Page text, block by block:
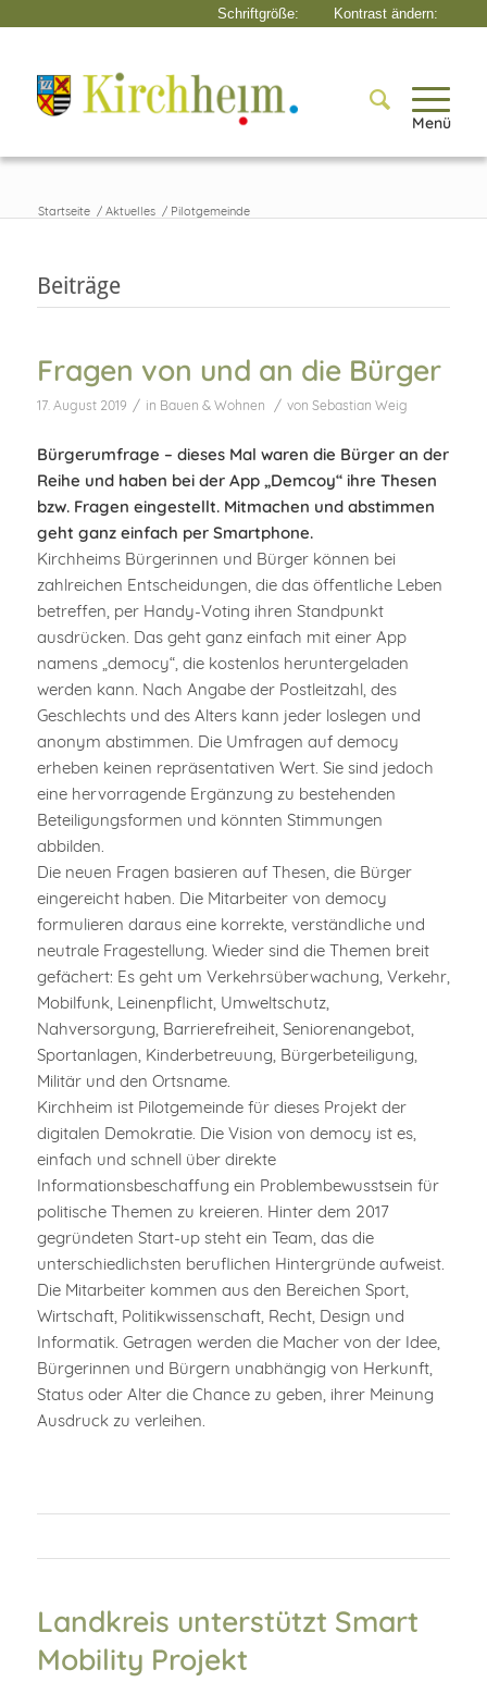
Menü
Startseite / Aktuelles / Pilotgemeinde
Beiträge
Fragen von und an die Bürger
17. August 2019 / in Bauen & Wohnen / von Sebastian Weig
Bürgerumfrage – dieses Mal waren die Bürger an der
Reihe und haben bei der App „Demcoy“ ihre Thesen
bzw. Fragen eingestellt. Mitmachen und abstimmen
geht ganz einfach per Smartphone.
Kirchheims Bürgerinnen und Bürger können bei
zahlreichen Entscheidungen, die das öffentliche Leben
betreffen, per Handy-Voting ihren Standpunkt
ausdrücken. Das geht ganz einfach mit einer App
namens „democy“, die kostenlos heruntergeladen
werden kann. Nach Angabe der Postleitzahl, des
Geschlechts und des Alters kann jeder loslegen und
anonym abstimmen. Die Umfragen auf democy
erheben keinen repräsentativen Wert. Sie sind jedoch
eine hervorragende Ergänzung zu bestehenden
Beteiligungsformen und könnten Stimmungen
abbilden.
Die neuen Fragen basieren auf Thesen, die Bürger
eingereicht haben. Die Mitarbeiter von democy
formulieren daraus eine korrekte, verständliche und
neutrale Fragestellung. Wieder sind die Themen breit
gefächert: Es geht um Verkehrsüberwachung, Verkehr,
Mobilfunk, Leinenpflicht, Umweltschutz,
Nahversorgung, Barrierefreiheit, Seniorenangebot,
Sportanlagen, Kinderbetreuung, Bürgerbeteiligung,
Militär und den Ortsname.
Kirchheim ist Pilotgemeinde für dieses Projekt der
digitalen Demokratie. Die Vision von democy ist es,
einfach und schnell über direkte
Informationsbeschaffung ein Problembewusstsein für
politische Themen zu kreieren. Hinter dem 2017
gegründeten Start-up steht ein Team, das die
unterschiedlichsten beruflichen Hintergründe aufweist.
Die Mitarbeiter kommen aus den Bereichen Sport,
Wirtschaft, Politikwissenschaft, Recht, Design und
Informatik. Getragen werden die Macher von der Idee,
Bürgerinnen und Bürgern unabhängig von Herkunft,
Status oder Alter die Chance zu geben, ihrer Meinung
Ausdruck zu verleihen.
Landkreis unterstützt Smart
Mobility Projekt